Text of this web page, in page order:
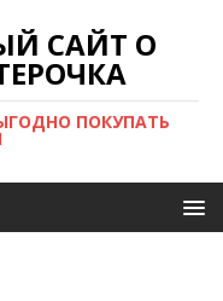
САЙТ О
ПОКУПАТЬ